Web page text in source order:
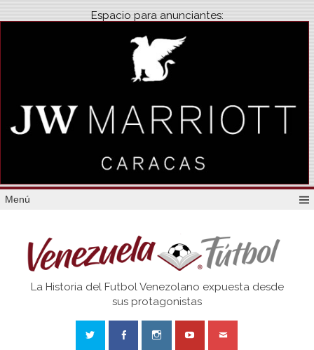
Espacio para anunciantes:
Menú
Venezuela
La Historia del Futbol Venezolano expuesta desde
sus protagonistas